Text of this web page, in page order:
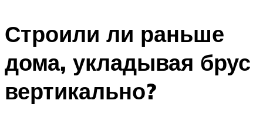
Строили ли раньше
дома, укладывая брус
вертикально?